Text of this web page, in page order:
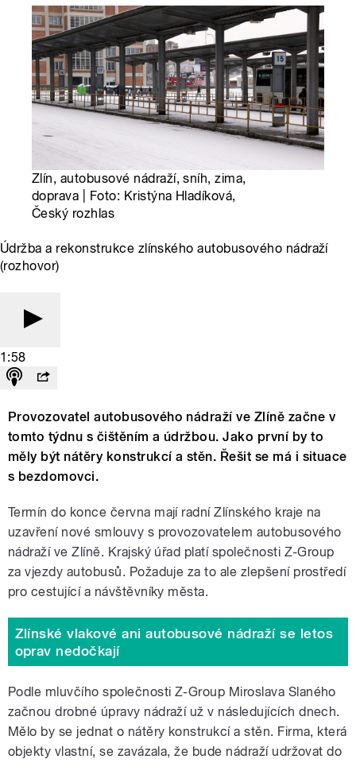
Zlín, autobusové nádraží, sníh, zima,
doprava | Foto: Kristýna Hladíková,
Český rozhlas
Údržba a rekonstrukce zlínského autobusového nádraží
(rozhovor)
1:58
Provozovatel autobusového nádraží ve Zlíně začne v
tomto týdnu s čištěním a údržbou. Jako první by to
měly být nátěry konstrukcí a stěn. Řešit se má i situace
s bezdomovci.
Termín do konce června mají radní Zlínského kraje na
uzavření nové smlouvy s provozovatelem autobusového
nádraží ve Zlíně. Krajský úřad platí společnosti Z-Group
za vjezdy autobusů. Požaduje za to ale zlepšení prostředí
pro cestující a návštěvníky města.
Zlínské vlakové ani autobusové nádraží se letos
oprav nedočkají
Podle mluvčího společnosti Z-Group Miroslava Slaného
začnou drobné úpravy nádraží už v následujících dnech.
Mělo by se jednat o nátěry konstrukcí a stěn. Firma, která
objekty vlastní, se zavázala, že bude nádraží udržovat do